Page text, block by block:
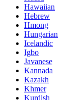
Hawaiian
Hebrew
Hmong
Hungarian
Icelandic
Igbo
Javanese
Kannada
Kazakh
Khmer
Kurdish